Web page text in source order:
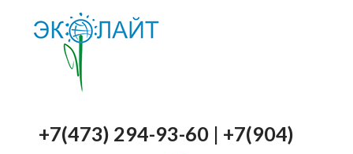
+7(473) 294-93-60 | +7(904)